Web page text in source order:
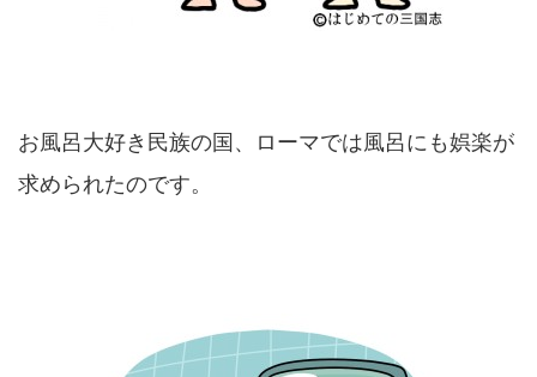
お風呂大好き民族の国、ローマでは風呂にも娯楽が
求められたのです。